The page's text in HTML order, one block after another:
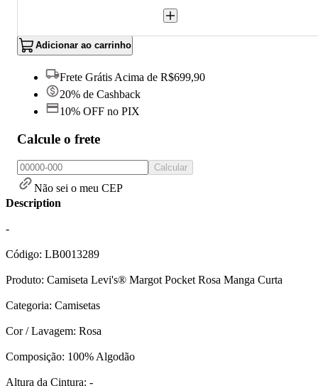
Adicionar ao carrinho
Frete Grátis Acima de R$699,90
20% de Cashback
10% OFF no PIX
Calcule o frete
Calcular
Não sei o meu CEP
Description
-
Código: LB0013289
Produto: Camiseta Levi's® Margot Pocket Rosa Manga Curta
Categoria: Camisetas
Cor / Lavagem: Rosa
Composição: 100% Algodão
Altura da Cintura: -